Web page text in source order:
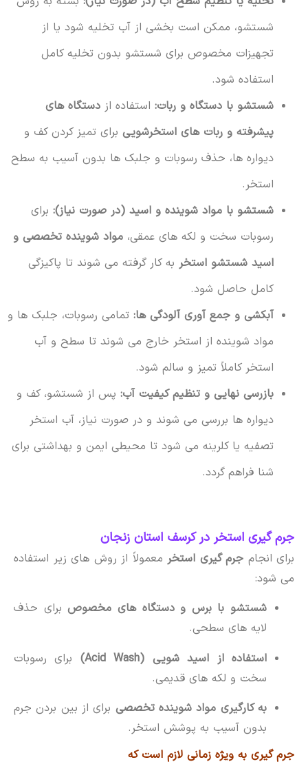
شستشو، ممکن است بخشی از آب تخلیه شود یا از
تجهیزات مخصوص برای شستشو بدون تخلیه کامل
استفاده شود.
شستشو با دستگاه و ربات:استفاده از دستگاه های
پیشرفته و ربات های استخرشوییبرای تمیز کردن کف و
دیواره ها، حذف رسوبات و جلبک ها بدون آسیب به سطح
استخر.
شستشو با مواد شوینده و اسید (در صورت نیاز):برای
رسوبات سخت و لکه های عمقی، مواد شوینده تخصصی و
اسید شستشو استخربه کار گرفته می شوند تا پاکیزگی
کامل حاصل شود.
آبکشی و جمع آوری آلودگی ها:تمامی رسوبات، جلبک ها و
مواد شوینده از استخر خارج می شوند تا سطح و آب
استخر کاملاً تمیز و سالم شود.
بازرسی نهایی و تنظیم کیفیت آب:پس از شستشو، کف و
دیواره ها بررسی می شوند و در صورت نیاز، آب استخر
تصفیه یا کلرینه می شود تا محیطی ایمن و بهداشتی برای
شنا فراهم گردد.
جرم گیری استخر در کرسف استان زنجان
برای انجام جرم گیری استخرمعمولاً از روش های زیر استفاده
می شود:
شستشو با برس و دستگاه های مخصوصبرای حذف
لایه های سطحی.
استفاده از اسید شویی (Acid Wash)
برای رسوبات
سخت و لکه های قدیمی.
به کارگیری مواد شوینده تخصصیبرای از بین بردن جرم
بدون آسیب به پوشش استخر.
جرم گیری به ویژه زمانی لازم است که